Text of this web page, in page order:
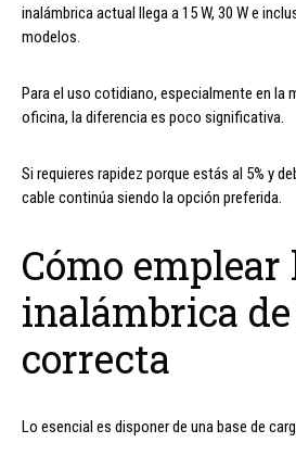
inalámbrica actual llega a 15 W, 30 W e
modelos.
Para el uso cotidiano, especialmente en la
oficina, la diferencia es poco significativa.
Si requieres rapidez porque estás al 5% y
cable continúa siendo la opción preferida.
Cómo emplear
inalámbrica
correcta
Lo esencial es disponer de una base de